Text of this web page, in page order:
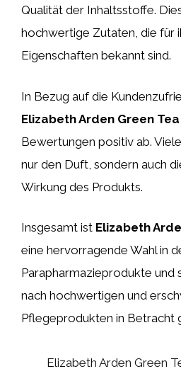
Qualität der Inhaltsstoffe.
hochwertige Zutaten, die für
Eigenschaften bekannt sind.
In Bezug auf die
Elizabeth Arden Green
Bewertungen positiv ab.
nur den Duft, sondern auch
Wirkung des Produkts.
Insgesamt ist Elizabeth
eine hervorragende Wahl in
Parapharmazieprodukte und
nach hochwertigen und
Pflegeprodukten in Betracht
Elizabeth Arden Green